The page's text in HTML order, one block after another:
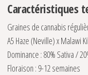
Caractéristiques
Graines de cannabis
A5 Haze (Neville) x Malawi
Dominance : 80% Sativa /
Floraison : 9-12 semaines